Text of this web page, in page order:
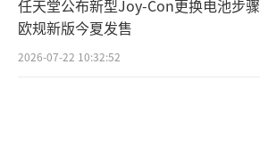
任天堂公布新型Joy-Con更换电池步骤
欧规新版今夏发售
2026-07-22 10:32:52